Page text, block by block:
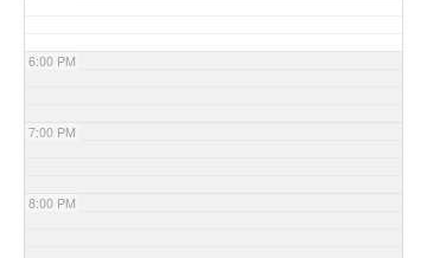
6:00 PM
7:00 PM
8:00 PM